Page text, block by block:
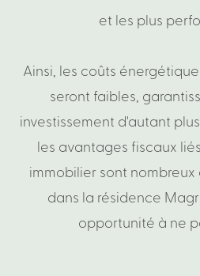
ACCUEIL
LE PROJET
BIENS EN VENTE
et les plus
Ainsi, les coûts
seront faibles,
investissement d'autant plus
les avantages fiscaux liés
immobilier sont nombreux
dans la résidence
opportunité à ne